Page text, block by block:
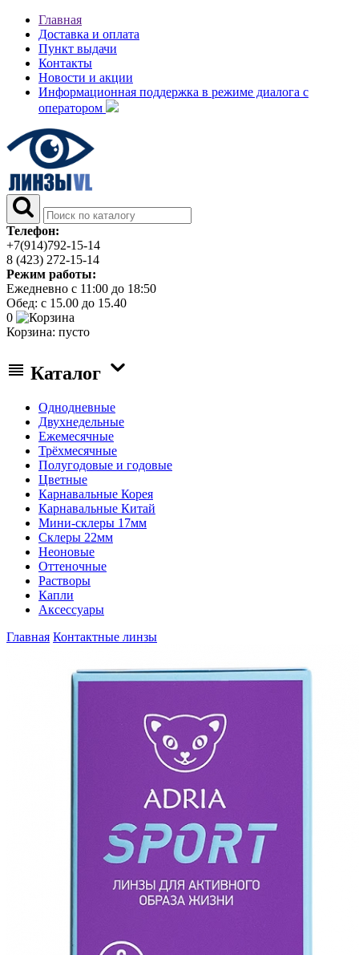
Главная
Доставка и оплата
Пункт выдачи
Контакты
Новости и акции
Информационная поддержка в режиме диалога с
оператором
Телефон:
+7(914)792-15-14
8 (423) 272-15-14
Режим работы:
Ежедневно с 11:00 до 18:50
Обед: с 15.00 до 15.40
0
Корзина: пусто
Каталог
Однодневные
Двухнедельные
Ежемесячные
Трёхмесячные
Полугодовые и годовые
Цветные
Карнавальные Корея
Карнавальные Китай
Мини-склеры 17мм
Склеры 22мм
Неоновые
Оттеночные
Растворы
Капли
Аксессуары
Главная Контактные линзы